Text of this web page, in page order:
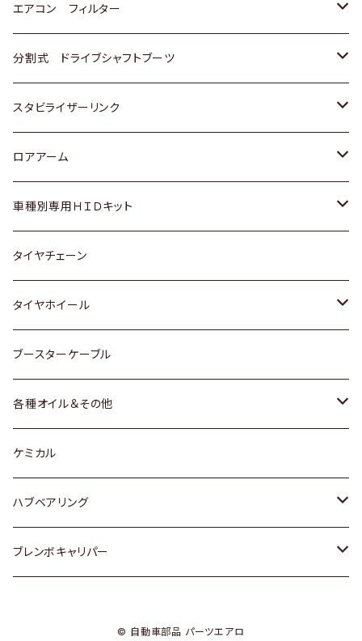
スバル
マツダ
三菱
スバル
三菱
スバル
スズキ
日産
いすゞ
ダイハツ
マツダ
三菱
スバル
レクサス
トヨタ
ホンダ
スズキ
日産
ダイハツ
マツダ
三菱
スバル
エアコン フィルター
トヨタ
ホンダ
スズキ
日産
いすゞ
ダイハツ
マツダ
三菱
スバル
分割式 ドライブシャフトブーツ
トヨタ
ホンダ
スズキ
日産
ダイハツ
スバル
スタビライザーリンク
トヨタ
ホンダ
スズキ
日産
ダイハツ
マツダ
ロアアーム
ホンダ
スズキ
日産
ダイハツ
マツダ
スバル
車種別専用ＨＩＤキット
トヨタ
マツダ
タイヤチェーン
タイヤホイール
トヨタ
ホンダ
スズキ
日産
ダイハツ
ブースターケーブル
各種オイル＆その他
ディーデル洗浄添加剤
ケミカル
ハブベアリング
トヨタ
ブレンボキャリパー
© 自動車部品 パーツエアロ